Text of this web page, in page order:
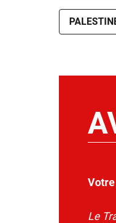
Le